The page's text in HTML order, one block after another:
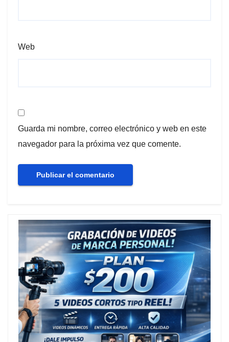
Web
Guarda mi nombre, correo electrónico y web en este
navegador para la próxima vez que comente.